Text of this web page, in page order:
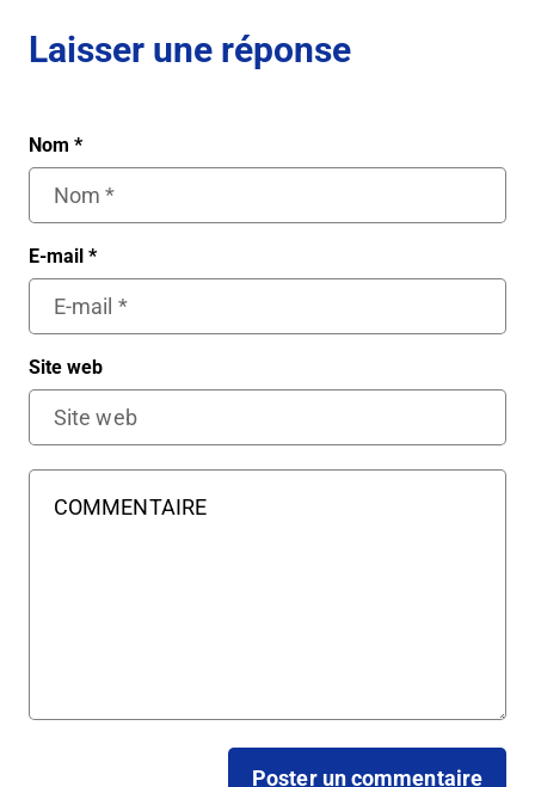
Laisser une réponse
Nom *
E-mail *
Site web